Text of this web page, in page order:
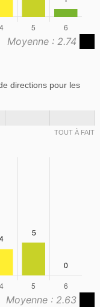
Moyenne : 2.74
directions pour les
TOUT À FAIT
Moyenne : 2.63